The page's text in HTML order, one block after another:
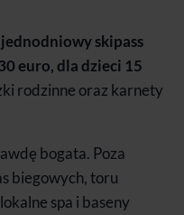
skipass
euro, dla dzieci 15
rodzinne oraz karnety
bogata. Poza
biegowych, toru
spa i baseny